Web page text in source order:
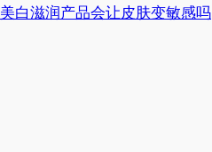
美白滋润产品会让皮肤变敏感吗